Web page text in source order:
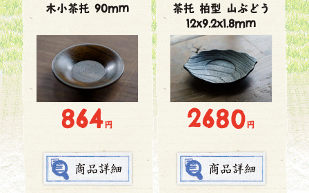
木小茶托 90mm
864円
茶托 柏型 山ぶどう
12x9.2x1.8mm
2680円